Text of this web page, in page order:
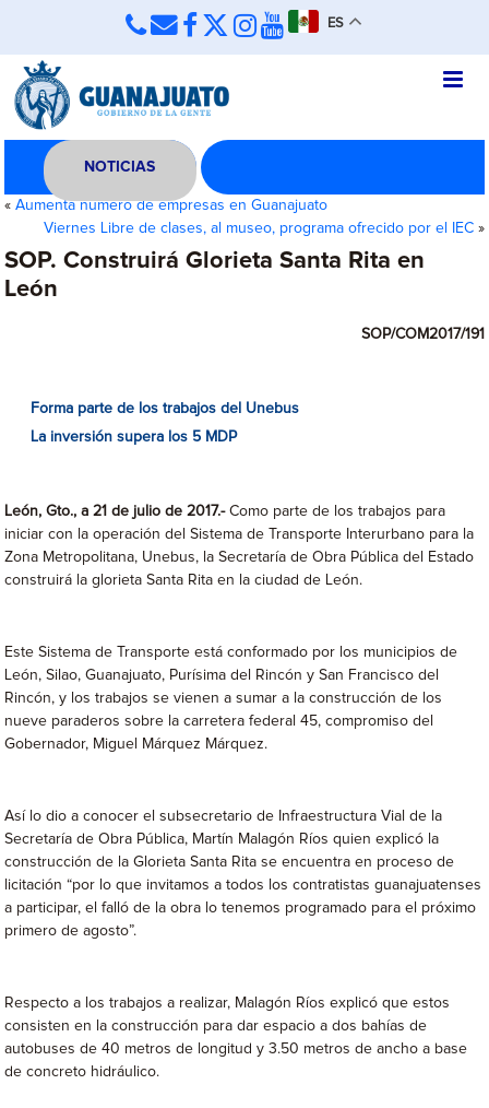
ES
NOTICIAS
«Aumenta número de empresas en Guanajuato
Viernes Libre de clases, al museo, programa ofrecido por el IEC»
SOP. Construirá Glorieta Santa Rita en
León
SOP/COM2017/191
Forma parte de los trabajos del Unebus
La inversión supera los 5 MDP
León, Gto., a 21 de julio de 2017.-Como parte de los trabajos para
iniciar con la operación del Sistema de Transporte Interurbano para la
Zona Metropolitana, Unebus, la Secretaría de Obra Pública del Estado
construirá la glorieta Santa Rita en la ciudad de León.
Este Sistema de Transporte está conformado por los municipios de
León, Silao, Guanajuato, Purísima del Rincón y San Francisco del
Rincón, y los trabajos se vienen a sumar a la construcción de los
nueve paraderos sobre la carretera federal 45, compromiso del
Gobernador, Miguel Márquez Márquez.
Así lo dio a conocer el subsecretario de Infraestructura Vial de la
Secretaría de Obra Pública, Martín Malagón Ríos quien explicó la
construcción de la Glorieta Santa Rita se encuentra en proceso de
licitación “por lo que invitamos a todos los contratistas guanajuatenses
a participar, el falló de la obra lo tenemos programado para el próximo
primero de agosto”.
Respecto a los trabajos a realizar, Malagón Ríos explicó que estos
consisten en la construcción para dar espacio a dos bahías de
autobuses de 40 metros de longitud y 3.50 metros de ancho a base
de concreto hidráulico.